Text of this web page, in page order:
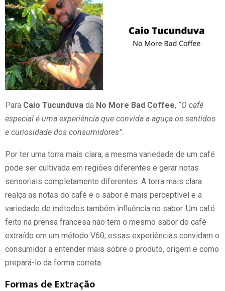
Para Caio Tucunduva da No More Bad Coffee, “O café
especial é uma experiência que convida a aguça os sentidos
e curiosidade dos consumidores”.
Por ter uma torra mais clara, a mesma variedade de um café
pode ser cultivada em regiões diferentes e gerar notas
sensoriais completamente diferentes. A torra mais clara
realça as notas do café e o sabor é mais perceptível e a
variedade de métodos também influência no sabor. Um café
feito na prensa francesa não tem o mesmo sabor do café
extraído em um método V60, essas experiências convidam o
consumidor a entender mais sobre o produto, origem e como
prepará-lo da forma correta.
Formas de Extração